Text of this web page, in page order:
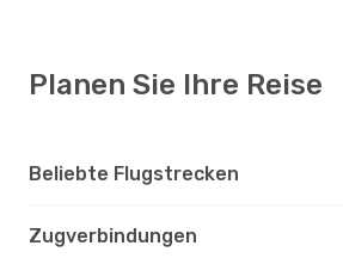
Planen Sie Ihre Reise
Beliebte Flugstrecken
Zugverbindungen